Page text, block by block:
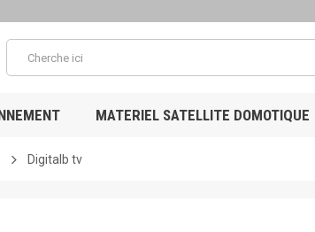
MATERIEL SATELLITE DOMOTIQUE
Digitalb tv